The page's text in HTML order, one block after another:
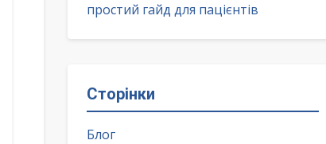
простий гайд для пацієнтів
Сторінки
Блог